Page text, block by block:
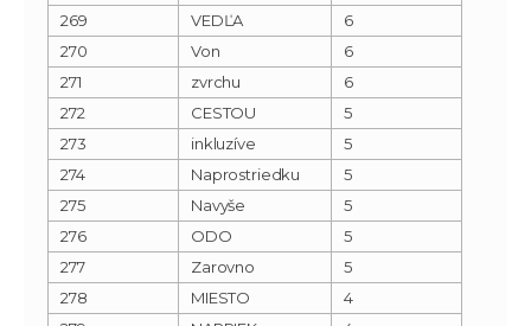
269
VEDĽA
6
270
Von
6
271
zvrchu
6
272
CESTOU
5
273
inkluzíve
5
274
Naprostriedku
5
275
Navyše
5
276
ODO
5
277
Zarovno
5
278
MIESTO
4